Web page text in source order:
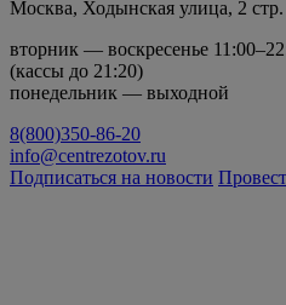
Москва, Ходынская улица, 2 стр.
вторник — воскресенье
(кассы до 21:20)
понедельник — выходной
8(800)350-86-20
info@centrezotov.ru
Подписаться на новости